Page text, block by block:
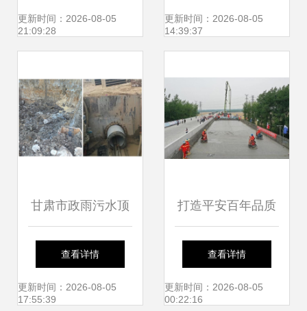
业发展加速跑 ——
双优纪实
更新时间：2026-08-05
21:09:28
理图解（A3版式附
更新时间：2026-08-05
14:39:37
甘肃市政雨污水顶
管施工价格解析 影
响因素与概算策略
查看详情
更新时间：2026-08-05
17:55:39
打造平安百年品质
工程 全省公路水运
工程建设观摩交流
查看详情
更新时间：2026-08-05
00:22:16